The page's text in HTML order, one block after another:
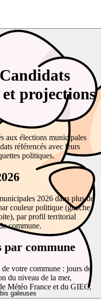
galeuses
projections
aux élections municipales
référencés avec leurs
politiques.
2026 dans plus de
couleur politique (gauche,
par profil territorial
commune.
commune
votre commune : jours de
du niveau de la mer,
Météo France et du GIEC,